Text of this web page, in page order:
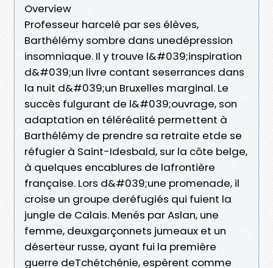
Overview
Professeur harcelé par ses élèves,
Barthélémy sombre dans unedépression
insomniaque. Il y trouve l&#039;inspiration
d&#039;un livre contant seserrances dans
la nuit d&#039;un Bruxelles marginal. Le
succès fulgurant de l&#039;ouvrage, son
adaptation en téléréalité permettent à
Barthélémy de prendre sa retraite etde se
réfugier à Saint-Idesbald, sur la côte belge,
à quelques encablures de lafrontière
française. Lors d&#039;une promenade, il
croise un groupe deréfugiés qui fuient la
jungle de Calais. Menés par Aslan, une
femme, deuxgarçonnets jumeaux et un
déserteur russe, ayant fui la première
guerre deTchétchénie, espèrent comme